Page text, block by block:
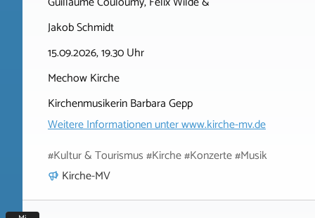
Jakob Schmidt
15.09.2026, 19.30 Uhr
Mechow Kirche
Kirchenmusikerin Barbara Gepp
Weitere Informationen unterwww.kirche-mv.de
#Kultur & Tourismus #Kirche #Konzerte #Musik
Kirche-MV